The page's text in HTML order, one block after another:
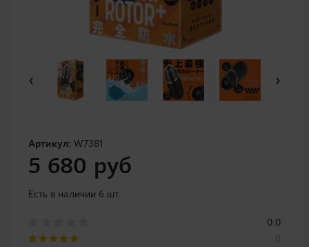
‹ ›
Артикул: W7381
5 680 руб
Есть в наличии 6 шт.
0.0
0